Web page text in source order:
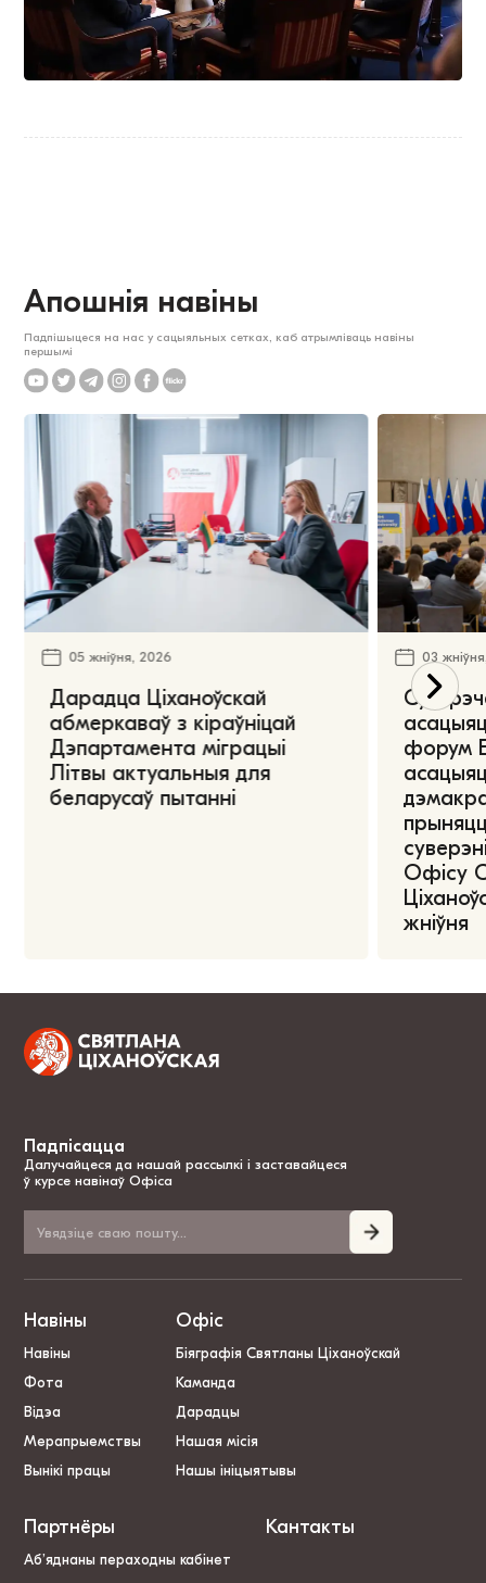
Апошнія навіны
Падпішыцеся на нас у сацыяльных сетках, каб атрымліваць навіны
першымі
05 жніўня, 2026
Дарадца Ціханоўскай
абмеркаваў з кіраўніцай
Дэпартамента міграцыі
Літвы актуальныя для
беларусаў пытанні
03
форум
Офісу
жніўня
Падпісацца
Далучайцеся да нашай рассылкі і заставайцеся
ў курсе навінаў Офіса
Навіны
Навіны
Фота
Відэа
Мерапрыемствы
Вынікі працы
Офіс
Біяграфія Святланы Ціханоўскай
Каманда
Дарадцы
Нашая місія
Нашы ініцыятывы
Партнёры
Аб’яднаны пераходны кабінет
Кантакты